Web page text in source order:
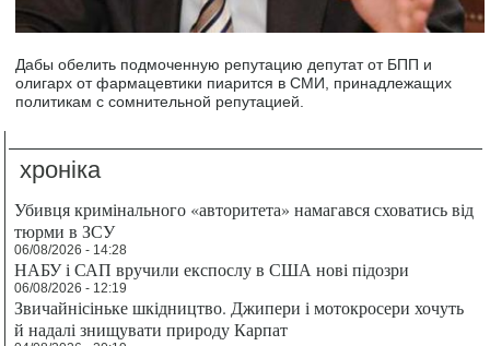
Дабы обелить подмоченную репутацию депутат от БПП и
олигарх от фармацевтики пиарится в СМИ, принадлежащих
политикам с сомнительной репутацией.
хроніка
Убивця кримінального «авторитета» намагався сховатись від
тюрми в ЗСУ
06/08/2026 - 14:28
НАБУ і САП вручили експослу в США нові підозри
06/08/2026 - 12:19
Звичайнісіньке шкідництво. Джипери і мотокросери хочуть
й надалі знищувати природу Карпат